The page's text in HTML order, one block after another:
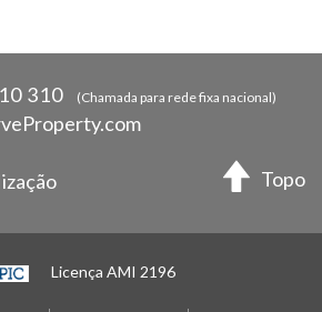
310 (Chamada para rede fixa nacional)
Topo
Licença AMI 2196